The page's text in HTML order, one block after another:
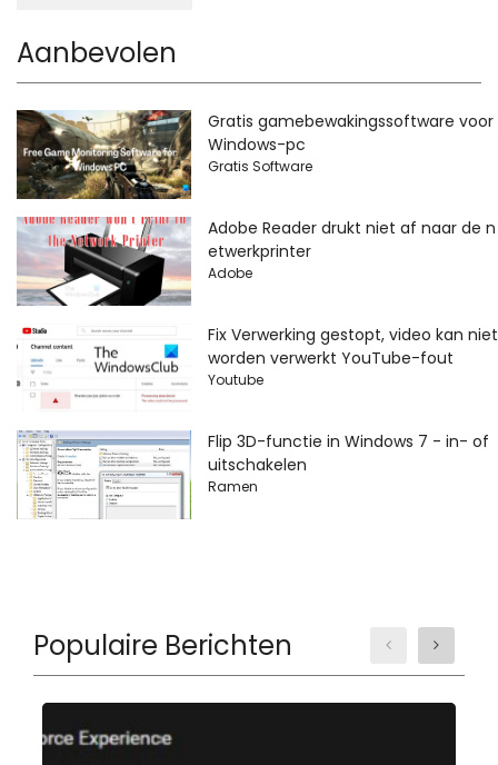
Aanbevolen
Gratis gamebewakingssoftware voor
Windows-pc
Gratis Software
Adobe Reader drukt niet af naar de n
etwerkprinter
Adobe
Fix Verwerking gestopt, video kan niet
worden verwerkt YouTube-fout
Youtube
Flip 3D-functie in Windows 7 - in- of
uitschakelen
Ramen
Populaire Berichten